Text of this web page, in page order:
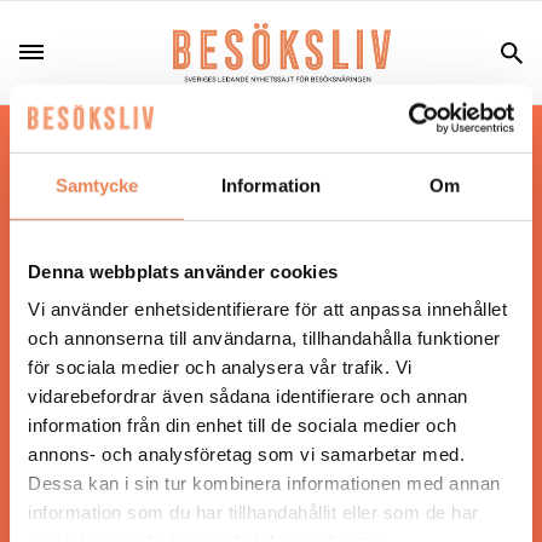
Samtycke Information Om
Denna webbplats använder cookies
Vi använder enhetsidentifierare för att anpassa innehållet
och annonserna till användarna, tillhandahålla funktioner
för sociala medier och analysera vår trafik. Vi
vidarebefordrar även sådana identifierare och annan
information från din enhet till de sociala medier och
annons- och analysföretag som vi samarbetar med.
Dessa kan i sin tur kombinera informationen med annan
information som du har tillhandahållit eller som de har
Hos oss läser du landets mest uppdaterade
nyheter och snackisar inom besöksnäringen.
Besöksliv i sin tryckta form är ett affärsmagasin
Tidningen ges ut avVisita
ANSVARIG UTGIVARE
Jonas Siljhammar
UPPHOVSRÄTT